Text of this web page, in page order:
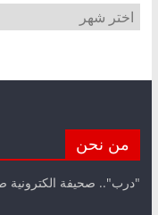
الأرشيف
من نحن
"درب".. صحيفة الكترونية